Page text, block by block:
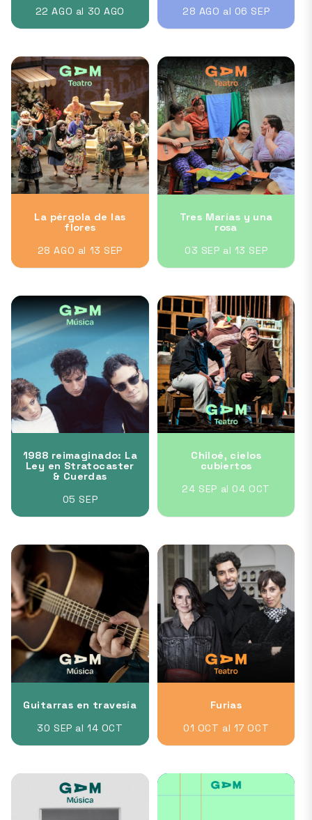
22 AGO al 30 AGO
28 AGO al 06 SEP
La pérgola de las
flores
28 AGO al 13 SEP
Tres Marías y una
rosa
03 SEP al 13 SEP
1988 reimaginado: La
Ley en Stratocaster
& Cuerdas
05 SEP
Chiloé, cielos
cubiertos
24 SEP al 04 OCT
Guitarras en travesía
30 SEP al 14 OCT
Furias
01 OCT al 17 OCT